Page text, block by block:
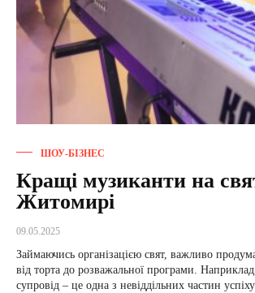
ШОУ-БІЗНЕС
Кращі музиканти на
Житомирі
09.05.2025
Займаючись організацією свят, важливо
від торта до розважальної програми.
супровід – це одна з невіддільних частин